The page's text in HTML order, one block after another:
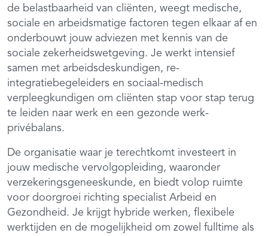
de belastbaarheid van cliënten, weegt medische,
sociale en arbeidsmatige factoren tegen elkaar af en
onderbouwt jouw adviezen met kennis van de
sociale zekerheidswetgeving. Je werkt intensief
samen met arbeidsdeskundigen, re-
integratiebegeleiders en sociaal-medisch
verpleegkundigen om cliënten stap voor stap terug
te leiden naar werk en een gezonde werk-
privébalans.
De organisatie waar je terechtkomt investeert in
jouw medische vervolgopleiding, waaronder
verzekeringsgeneeskunde, en biedt volop ruimte
voor doorgroei richting specialist Arbeid en
Gezondheid. Je krijgt hybride werken, flexibele
werktijden en de mogelijkheid om zowel fulltime als